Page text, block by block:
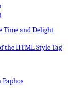
Time and Delight
the HTML Style Tag